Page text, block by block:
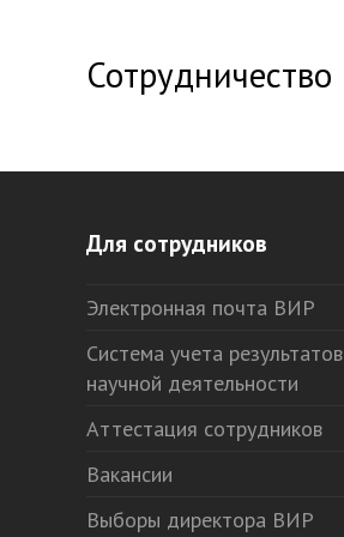
Сотрудничество
Для сотрудников
Электронная почта ВИР
Система учета результатов
научной деятельности
Аттестация сотрудников
Вакансии
Выборы директора ВИР